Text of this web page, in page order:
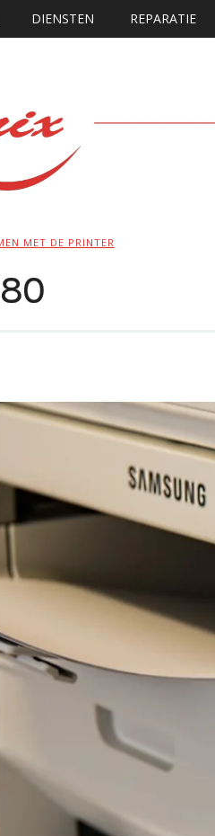
DIENSTEN REPARATIE
MET DE PRINTER